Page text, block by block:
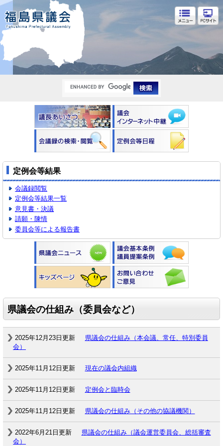
福島県議会
定例会等結果
会議録閲覧
定例会等結果一覧
意見書・決議
請願・陳情
委員会等による報告書
県議会の仕組み（委員会など）
2025年12月23日更新
県議会の仕組み（本会議、常任、特別委員
会）
2025年11月12日更新 現在の議会内組織
2025年11月12日更新 定例会と臨時会
2025年11月12日更新 県議会の仕組み（その他の協議機関）
2022年6月21日更新
県議会の仕組み（議会運営委員会、総括審査
会）